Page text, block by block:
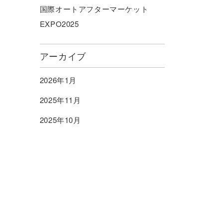
国際オートアフターマーケット
EXPO2025
アーカイブ
2026年1月
2025年11月
2025年10月